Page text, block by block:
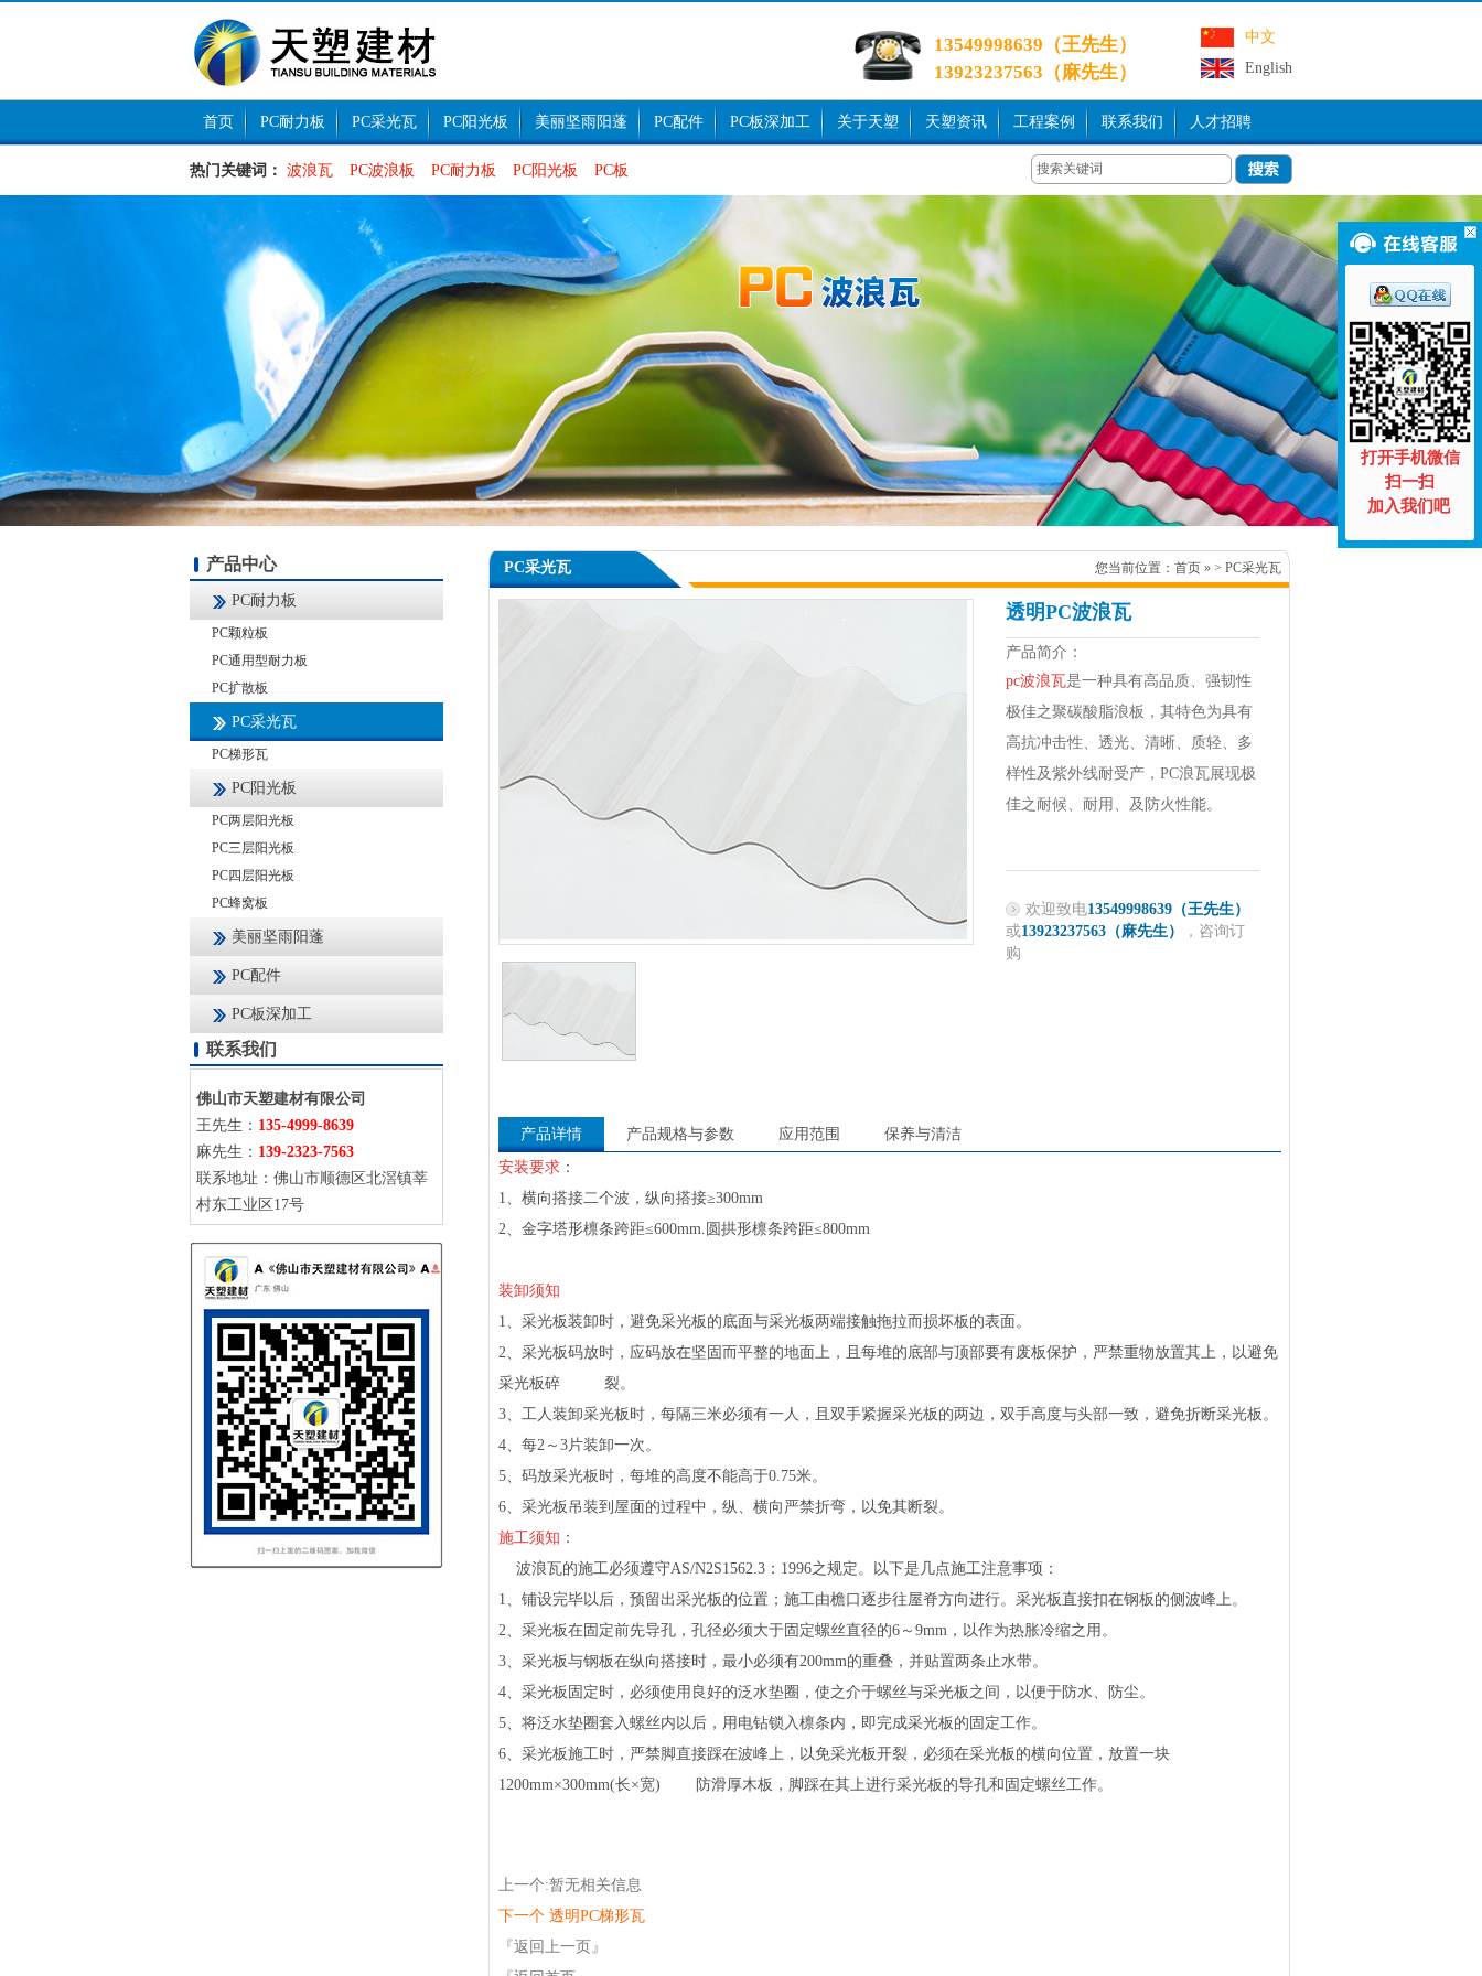
中文
English
13549998639（王先生）
13923237563（麻先生）
首页 PC耐力板 PC采光瓦 PC阳光板 美丽坚雨阳蓬 PC配件 PC板深加工 关于天塑 天塑资讯 工程案例 联系我们 人才招聘
热门关键词： 波浪瓦 PC波浪板 PC耐力板 PC阳光板 PC板
产品中心
PC耐力板
PC颗粒板
PC通用型耐力板
PC扩散板
PC采光瓦
PC梯形瓦
PC阳光板
PC两层阳光板
PC三层阳光板
PC四层阳光板
PC蜂窝板
美丽坚雨阳蓬
PC配件
PC板深加工
联系我们
佛山市天塑建材有限公司
王先生： 135-4999-8639
麻先生： 139-2323-7563
联系地址：佛山市顺德区北滘镇莘
村东工业区17号
PC采光瓦 您当前位置： 首页 » > PC采光瓦
透明PC波浪瓦
产品简介：
pc波浪瓦是一种具有高品质、强韧性
极佳之聚碳酸脂浪板，其特色为具有
高抗冲击性、透光、清晰、质轻、多
样性及紫外线耐受产，PC浪瓦展现极
佳之耐候、耐用、及防火性能。
欢迎致电13549998639（王先生）
或13923237563（麻先生）
，咨询订
购
产品详情 产品规格与参数 应用范围
保养与清洁
安装要求 ：
1、横向搭接二个波，纵向搭接≥300mm
2、金字塔形檩条跨距≤600mm.圆拱形檩条跨距≤800mm
装卸须知
1、采光板装卸时，避免采光板的底面与采光板两端接触拖拉而损坏板的表面。
2、采光板码放时，应码放在坚固而平整的地面上，且每堆的底部与顶部要有废板保护，严禁重物放置其上，以避免
采光板碎 裂。
3、工人装卸采光板时，每隔三米必须有一人，且双手紧握采光板的两边，双手高度与头部一致，避免折断采光板。
4、每2～3片装卸一次。
5、码放采光板时，每堆的高度不能高于0.75米。
6、采光板吊装到屋面的过程中，纵、横向严禁折弯，以免其断裂。
施工须知 ：
波浪瓦的施工必须遵守AS/N2S1562.3：1996之规定。以下是几点施工注意事项：
1、铺设完毕以后，预留出采光板的位置；施工由檐口逐步往屋脊方向进行。采光板直接扣在钢板的侧波峰上。
2、采光板在固定前先导孔，孔径必须大于固定螺丝直径的6～9mm，以作为热胀冷缩之用。
3、采光板与钢板在纵向搭接时，最小必须有200mm的重叠，并贴置两条止水带。
4、采光板固定时，必须使用良好的泛水垫圈，使之介于螺丝与采光板之间，以便于防水、防尘。
5、将泛水垫圈套入螺丝内以后，用电钻锁入檩条内，即完成采光板的固定工作。
6、采光板施工时，严禁脚直接踩在波峰上，以免采光板开裂，必须在采光板的横向位置，放置一块
1200mm×300mm(长×宽) 防滑厚木板，脚踩在其上进行采光板的导孔和固定螺丝工作。
上一个:暂无相关信息
下一个 透明PC梯形瓦
『返回上一页』
打开手机微信
扫一扫
加入我们吧